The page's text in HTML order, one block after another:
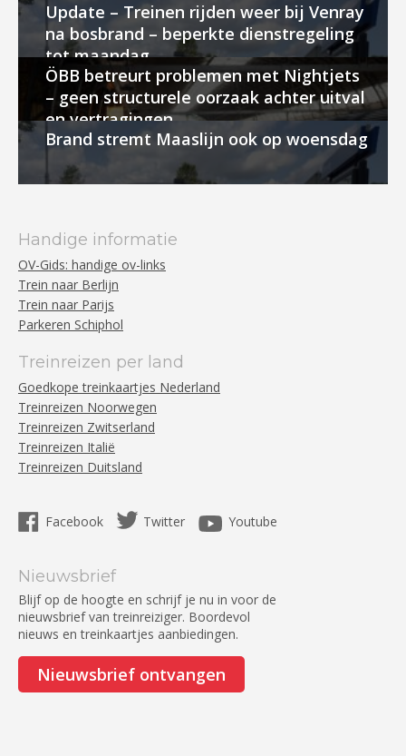
Update – Treinen rijden weer bij Venray
na bosbrand – beperkte dienstregeling
tot maandag
ÖBB betreurt problemen met Nightjets
– geen structurele oorzaak achter uitval
en vertragingen
Brand stremt Maaslijn ook op woensdag
Handige informatie
OV-Gids: handige ov-links
Trein naar Berlijn
Trein naar Parijs
Parkeren Schiphol
Treinreizen per land
Goedkope treinkaartjes Nederland
Treinreizen Noorwegen
Treinreizen Zwitserland
Treinreizen Italië
Treinreizen Duitsland
Facebook Twitter Youtube
Nieuwsbrief
Blijf op de hoogte en schrijf je nu in voor de
nieuwsbrief van treinreiziger. Boordevol
nieuws en treinkaartjes aanbiedingen.
Nieuwsbrief ontvangen